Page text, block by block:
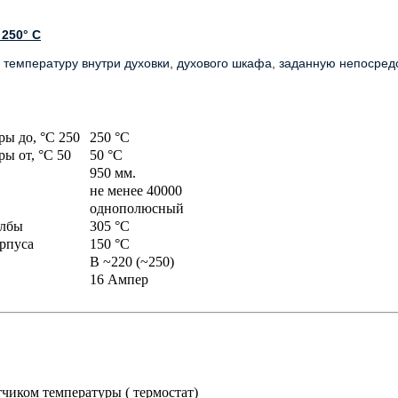
С
внутри духовки, духового шкафа, заданную
до, °C 250
250 °C
от, °C 50
50 °C
950 мм.
не менее 40000
однополюсный
305 °C
150 °C
В ~220 (~250)
16 Ампер
температуры ( термостат)